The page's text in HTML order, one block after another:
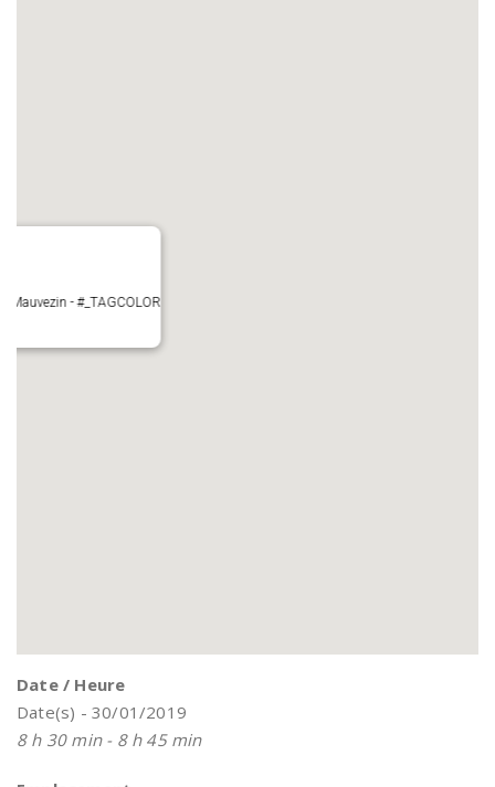
Mauvezin - #_TAGCOLOR
Date / Heure
Date(s) - 30/01/2019
8 h 30 min - 8 h 45 min